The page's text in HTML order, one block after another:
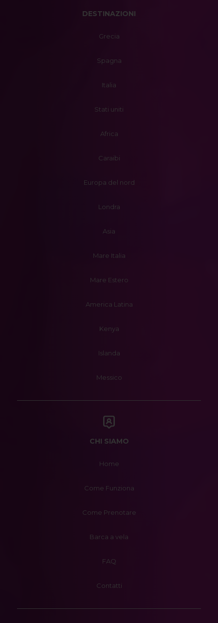
DESTINAZIONI
Grecia
Spagna
Italia
Stati uniti
Africa
Caraibi
Europa del nord
Londra
Asia
Mare Italia
Mare Estero
America Latina
Kenya
Islanda
Messico
CHI SIAMO
Home
Come Funziona
Come Prenotare
Barca a vela
FAQ
Contatti